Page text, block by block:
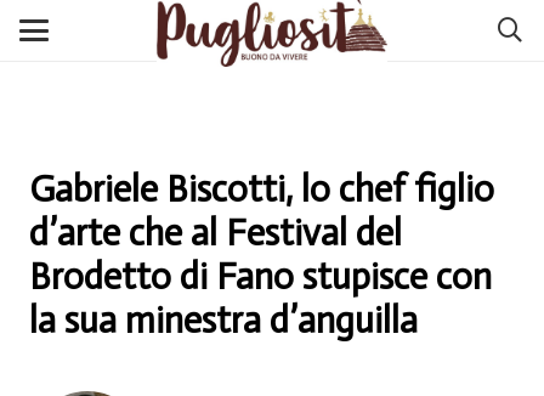
Gabriele Biscotti, lo chef figlio
d’arte che al Festival del
Brodetto di Fano stupisce con
la sua minestra d’anguilla